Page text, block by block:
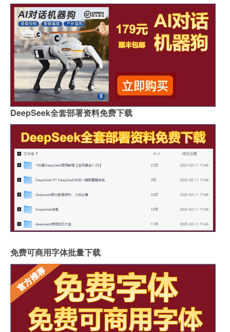
DeepSeek全套部署资料免费下载
免费可商用字体批量下载